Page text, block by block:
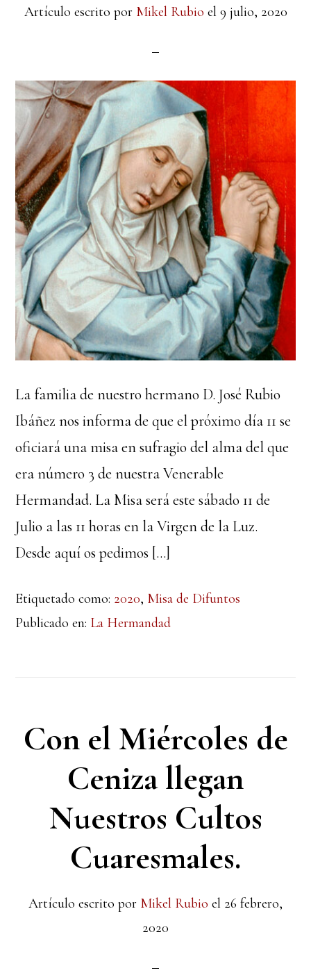
Artículo escrito por Mikel Rubio el 9 julio, 2020
La familia de nuestro hermano D. José Rubio
Ibáñez nos informa de que el próximo día 11 se
oficiará una misa en sufragio del alma del que
era número 3 de nuestra Venerable
Hermandad. La Misa será este sábado 11 de
Julio a las 11 horas en la Virgen de la Luz.
Desde aquí os pedimos […]
Etiquetado como: 2020, Misa de Difuntos
Publicado en: La Hermandad
Con el Miércoles de
Ceniza llegan
Nuestros Cultos
Cuaresmales.
Artículo escrito por Mikel Rubio el 26 febrero,
2020